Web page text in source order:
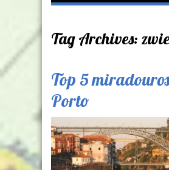
Tag Archives:
Top 5
Porto